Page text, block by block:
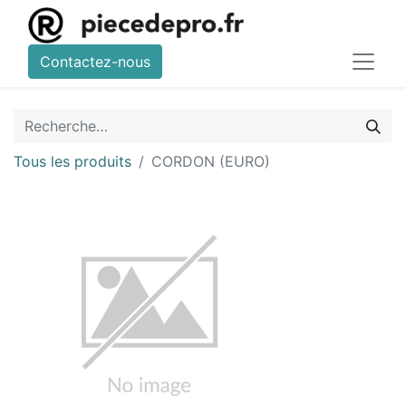
Contactez-nous
Tous les produits CORDON (EURO)